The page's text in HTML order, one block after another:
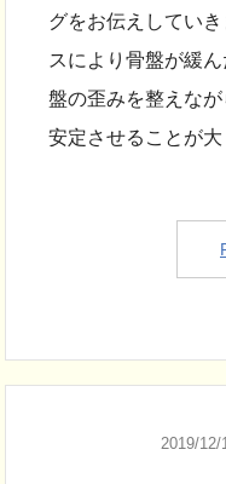
グをお伝えしてい
スにより骨盤が緩
盤の歪みを整えな
安定させることが大
2019/12/